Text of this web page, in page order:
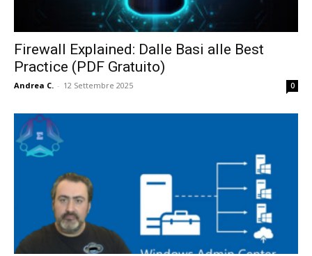
Firewall Explained: Dalle Basi alle Best
Practice (PDF Gratuito)
Andrea C. - 12 Settembre 2025 0